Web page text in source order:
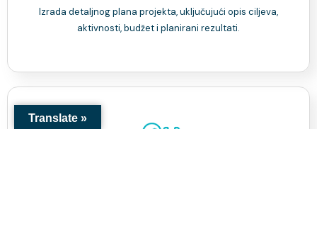
Izrada detaljnog plana projekta, uključujući opis ciljeva,
aktivnosti, budžet i planirani rezultati.
Translate »